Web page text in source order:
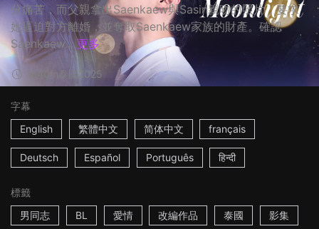
分痛苦，而父親拿出Saenkaew與Sasin親吻的照片，要求
她逼迫對方離婚，並奪取Saenkaew家族的財產。確認
Saenkaew... 更多
泰國 2025
字幕
English
繁體中文 简体中文 français
Deutsch Español Português हिन्दी
標籤
男同志
BL 愛情 改編作品 泰國 影集